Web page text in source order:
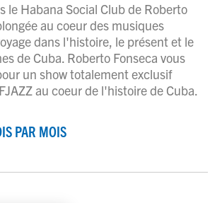
le Habana Social Club de Roberto
au coeur des musiques
dans l'histoire, le présent et le
de Cuba. Roberto Fonseca vous
un show totalement exclusif
au coeur de l'histoire de Cuba.
PAR MOIS